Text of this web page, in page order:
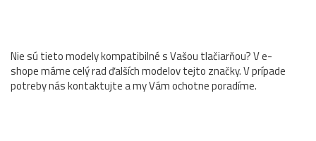
Nie sú tieto modely kompatibilné s Vašou tlačiarňou? V e-
shope máme celý rad ďalších modelov tejto značky. V prípade
potreby nás kontaktujte a my Vám ochotne poradíme.